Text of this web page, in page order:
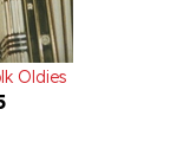
Oldies